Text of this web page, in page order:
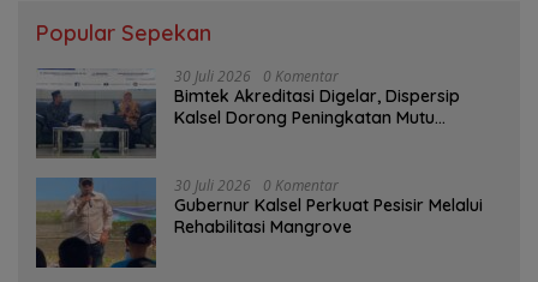
Popular Sepekan
30 Juli 2026 0 Komentar
Bimtek Akreditasi Digelar, Dispersip
Kalsel Dorong Peningkatan Mutu
30 Juli 2026 0 Komentar
Gubernur Kalsel Perkuat Pesisir Melalui
Rehabilitasi Mangrove